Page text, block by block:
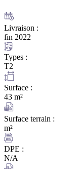
Livraison :
fin 2022
Types :
T2
Surface :
43 m²
Surface terrain :
m²
DPE :
N/A